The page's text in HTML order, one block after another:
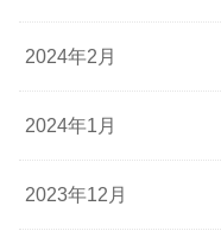
2024年2月
2024年1月
2023年12月